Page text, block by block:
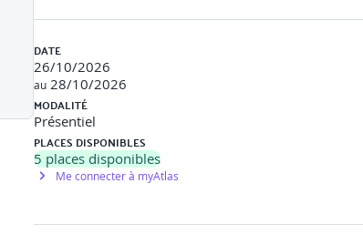
Consultation des Entreprises
DATE
26/10/2026
au 28/10/2026
MODALITÉ
Présentiel
PLACES DISPONIBLES
5 places disponibles
Me connecter à myAtlas